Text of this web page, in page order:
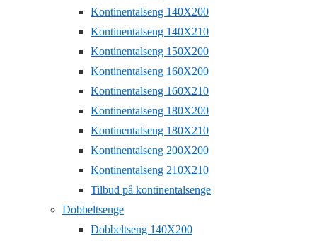
Kontinentalseng 140X200
Kontinentalseng 140X210
Kontinentalseng 150X200
Kontinentalseng 160X200
Kontinentalseng 160X210
Kontinentalseng 180X200
Kontinentalseng 180X210
Kontinentalseng 200X200
Kontinentalseng 210X210
Tilbud på kontinentalsenge
Dobbeltsenge
Dobbeltseng 140X200